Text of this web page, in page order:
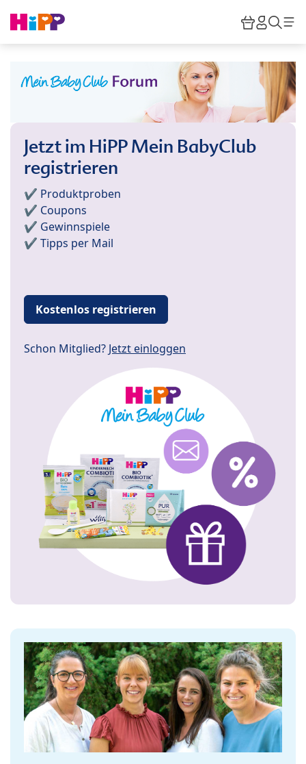
HiPP
Jetzt im HiPP Mein BabyClub
registrieren
✔️ Produktproben
✔️ Coupons
✔️ Gewinnspiele
✔️ Tipps per Mail
Kostenlos registrieren
Schon Mitglied? Jetzt einloggen